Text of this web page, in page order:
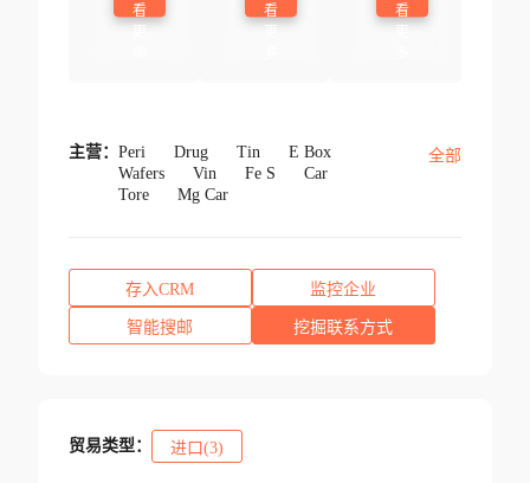
看
看
看
主营： Peri Drug Tin
E Box
Wafers
Vin Fe S
Car
Tore
Mg Car
全部
存入CRM 监控企业
智能搜邮 挖掘联系方式
贸易类型： 进口(3)